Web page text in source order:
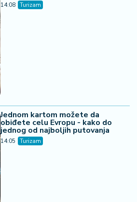
14:08 Turizam
Jednom kartom možete da
obiđete celu Evropu - kako do
jednog od najboljih putovanja
14:05 Turizam